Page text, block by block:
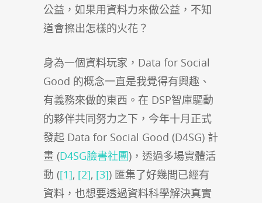
公益，如果用資料力來做公益，不知
道會擦出怎樣的火花？
身為一個資料玩家，Data for Social
Good 的概念一直是我覺得有興趣、
有義務來做的東西。在 DSP智庫驅動
的夥伴共同努力之下，今年十月正式
發起 Data for Social Good (D4SG) 計
畫 (D4SG臉書社團)，透過多場實體活
動 ([1], [2], [3]) 匯集了好幾間已經有
資料，也想要透過資料科學解決真實